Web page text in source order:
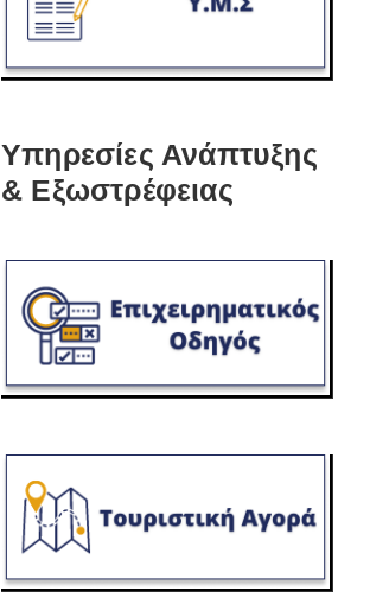
Υπηρεσίες Ανάπτυξης
& Εξωστρέφειας